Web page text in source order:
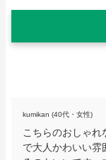
kumikan (40代・女性)
こちらのおしゃ
で大人かわいい雰